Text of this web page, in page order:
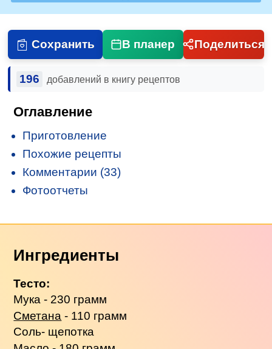
Сохранить В планер Поделиться
196 добавлений в книгу рецептов
Оглавление
Приготовление
Похожие рецепты
Комментарии (33)
Фотоотчеты
Ингредиенты
Тесто:
Мука - 230 грамм
Сметана - 110 грамм
Соль- щепотка